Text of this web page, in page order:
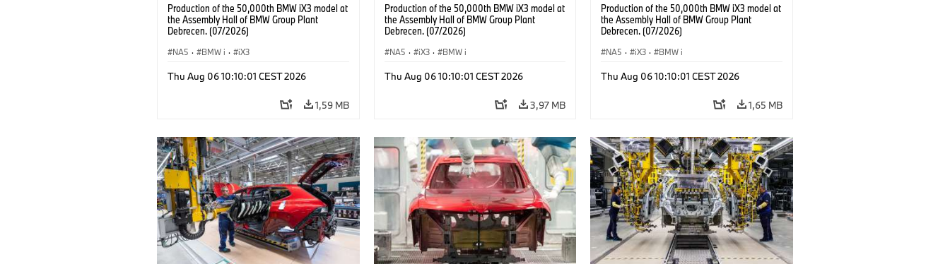
Production of the 50,000th BMW iX3 model at
the Assembly Hall of BMW Group Plant
Debrecen. (07/2026)
NA5 · BMW i · iX3
Thu Aug 06 10:10:01 CEST 2026
1,59 MB
Production of the 50,000th BMW iX3 model at
the Assembly Hall of BMW Group Plant
Debrecen. (07/2026)
NA5 · iX3 · BMW i
Thu Aug 06 10:10:01 CEST 2026
3,97 MB
Production of the 50,000th BMW iX3 model at
the Assembly Hall of BMW Group Plant
Debrecen. (07/2026)
NA5 · iX3 · BMW i
Thu Aug 06 10:10:01 CEST 2026
1,65 MB